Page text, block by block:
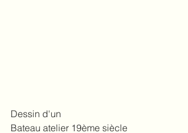
Dessin d'un
Bateau atelier 19ème siècle